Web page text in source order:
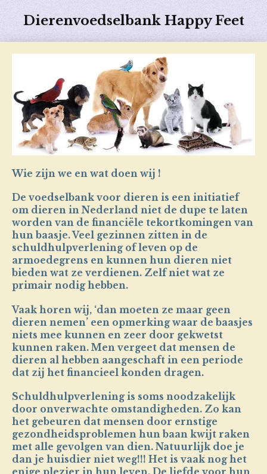
directDierenvoedselbank Happy Feet
Wie zijn we en wat doen wij !
De voedselbank voor dieren is een initiatief
om dieren in Nederland niet de dupe te laten
worden van de financiële tekortkomingen van
hun baasje. Veel gezinnen zitten in de
schuldhulpverlening of leven op de
armoedegrens en kunnen hun dieren niet
bieden wat ze verdienen. Zelf niet wat ze
primair nodig hebben.
Vaak horen wij, ‘dan moeten ze maar geen
dieren nemen’ een opmerking waar de baasjes
niets mee kunnen en zeer door gekwetst
kunnen raken. Men vergeet dat mensen de
dieren al hebben aangeschaft in een periode
dat zij het financieel konden dragen.
Schuldhulpverlening is soms noodzakelijk
door onverwachte omstandigheden. Zo kan
het gebeuren dat mensen door ernstige
gezondheidsproblemen hun baan kwijt raken
met alle gevolgen van dien. Natuurlijk doe je
dan je huisdier niet weg!!! Het is vaak nog het